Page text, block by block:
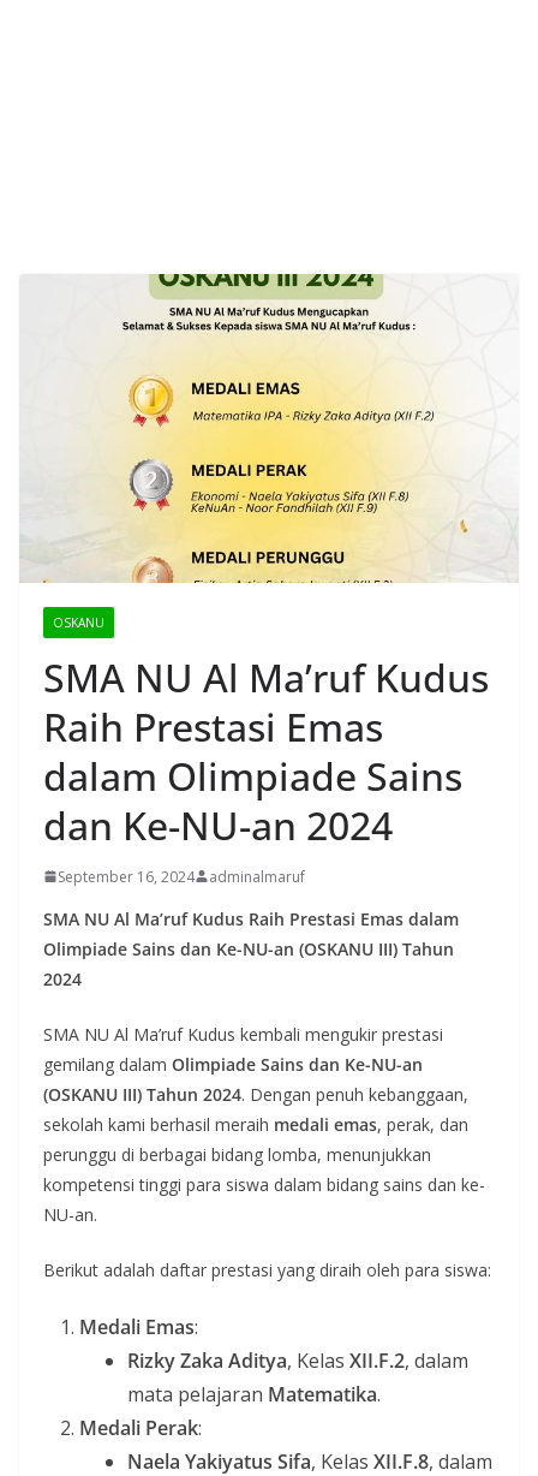
OSKANU
SMA NU Al Ma’ruf Kudus
Raih Prestasi Emas
dalam Olimpiade Sains
dan Ke-NU-an 2024
September 16, 2024 adminalmaruf
SMA NU Al Ma’ruf Kudus Raih Prestasi Emas dalam
Olimpiade Sains dan Ke-NU-an (OSKANU III) Tahun
2024
SMA NU Al Ma’ruf Kudus kembali mengukir prestasi
gemilang dalam Olimpiade Sains dan Ke-NU-an
(OSKANU III) Tahun 2024. Dengan penuh kebanggaan,
sekolah kami berhasil meraih medali emas, perak, dan
perunggu di berbagai bidang lomba, menunjukkan
kompetensi tinggi para siswa dalam bidang sains dan ke-
NU-an.
Berikut adalah daftar prestasi yang diraih oleh para siswa:
Medali Emas:
Rizky Zaka Aditya, Kelas XII.F.2, dalam
mata pelajaran Matematika.
Medali Perak:
Naela Yakiyatus Sifa, Kelas XII.F.8, dalam